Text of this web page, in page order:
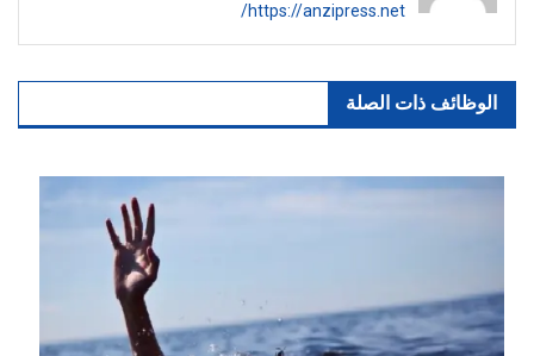
https://anzipress.net/
الوظائف ذات الصلة